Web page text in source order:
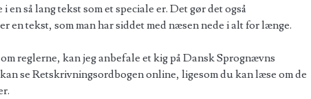
en så lang tekst som et speciale er. Det gør det også
en tekst, som man har siddet med næsen nede i alt for længe.
reglerne, kan jeg anbefale et kig på Dansk Sprognævns
se Retskrivningsordbogen online, ligesom du kan læse om de